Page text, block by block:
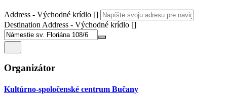
Address - Východné krídlo []
Destination Address - Východné krídlo []
Organizátor
Kultúrno-spoločenské centrum Bučany